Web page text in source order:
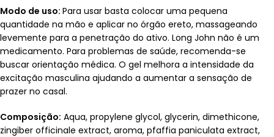
Modo de uso: Para usar basta colocar uma pequena
quantidade na mão e aplicar no órgão ereto, massageando
levemente para a penetração do ativo. Long John não é um
medicamento. Para problemas de saúde, recomenda-se
buscar orientação médica. O gel melhora a intensidade da
excitação masculina ajudando a aumentar a sensação de
prazer no casal.
Composição: Aqua, propylene glycol, glycerin, dimethicone,
zingiber officinale extract, aroma, pfaffia paniculata extract,